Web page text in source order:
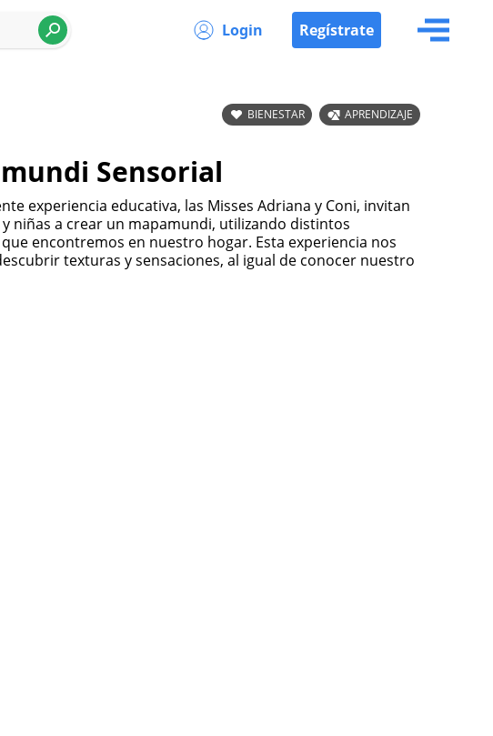
Login Regístrate
BIENESTAR APRENDIZAJE
Sensorial
experiencia educativa, las Misses Adriana y Coni, invitan
niñas a crear un mapamundi, utilizando distintos
encontremos en nuestro hogar. Esta experiencia nos
texturas y sensaciones, al igual de conocer nuestro